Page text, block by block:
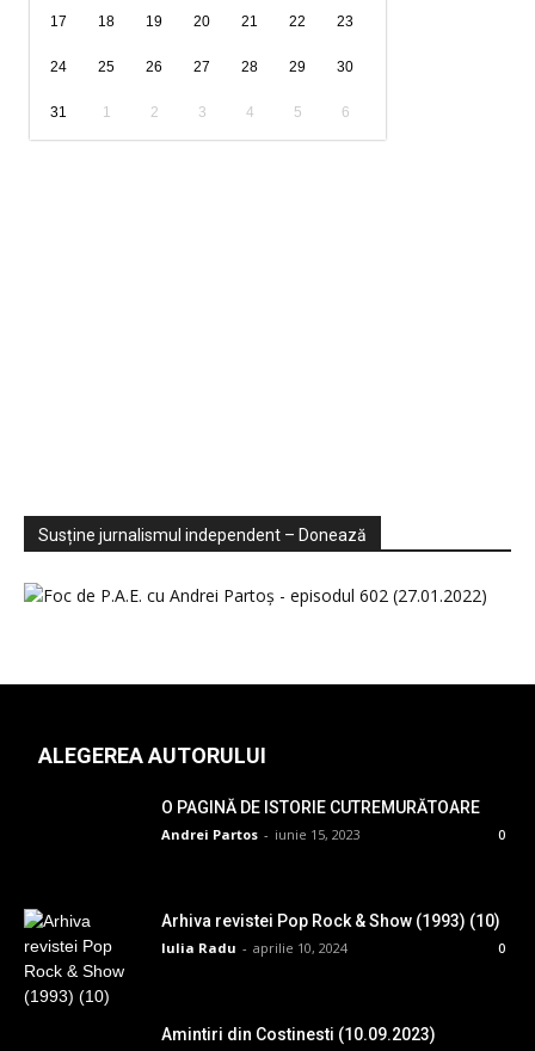
17 18 19 20 21 22 23
24 25 26 27 28 29 30
31 1 2 3 4 5 6
Sondaje
Video
Susține jurnalismul independent – Donează
ALEGEREA AUTORULUI
O PAGINĂ DE ISTORIE CUTREMURĂTOARE
Andrei Partos - iunie 15, 2023 0
Arhiva revistei Pop Rock & Show (1993) (10)
Iulia Radu - aprilie 10, 2024 0
Amintiri din Costinesti (10.09.2023)